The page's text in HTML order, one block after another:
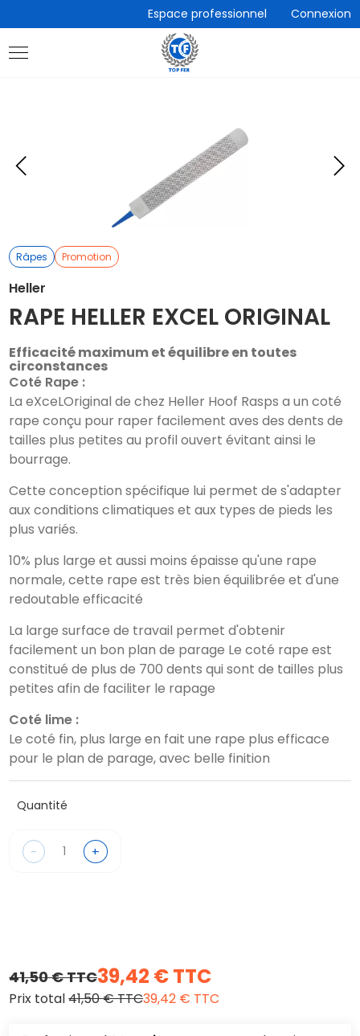
directement
au
contenu
Espace professionnel Connexion
précédent
Râpes Promotion
Heller
RAPE HELLER EXCEL ORIGINAL
Efficacité maximum et équilibre en toutes
circonstances
Coté Rape :
La eXceLOriginal de chez Heller Hoof Rasps a un coté
rape conçu pour raper facilement aves des dents de
tailles plus petites au profil ouvert évitant ainsi le
bourrage.
Cette conception spécifique lui permet de s'adapter
aux conditions climatiques et aux types de pieds les
plus variés.
10% plus large et aussi moins épaisse qu'une rape
normale, cette rape est très bien équilibrée et d'une
redoutable efficacité
La large surface de travail permet d'obtenir
facilement un bon plan de parage Le coté rape est
constitué de plus de 700 dents qui sont de tailles plus
petites afin de faciliter le rapage
Coté lime :
Le coté fin, plus large en fait une rape plus efficace
pour le plan de parage, avec belle finition
Quantité
- +
41,50 € TTC39,42 € TTC
Prix total41,50 € TTC39,42 € TTC